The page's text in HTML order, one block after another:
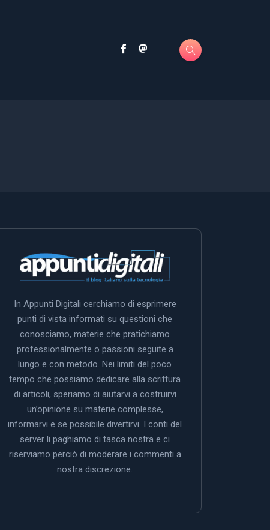
In Appunti Digitali cerchiamo di esprimere
punti di vista informati su questioni che
conosciamo, materie che pratichiamo
professionalmente o passioni seguite a
lungo e con metodo. Nei limiti del poco
tempo che possiamo dedicare alla scrittura
di articoli, speriamo di aiutarvi a costruirvi
un’opinione su materie complesse,
informarvi e se possibile divertirvi. I conti del
server li paghiamo di tasca nostra e ci
riserviamo perciò di moderare i commenti a
nostra discrezione.